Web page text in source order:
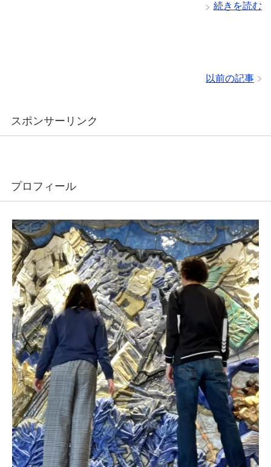
続きを読む
以前の記事
スポンサーリンク
プロフィール